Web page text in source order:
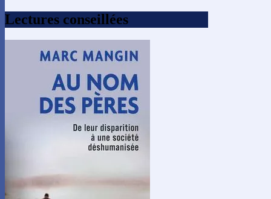
Lectures conseillées